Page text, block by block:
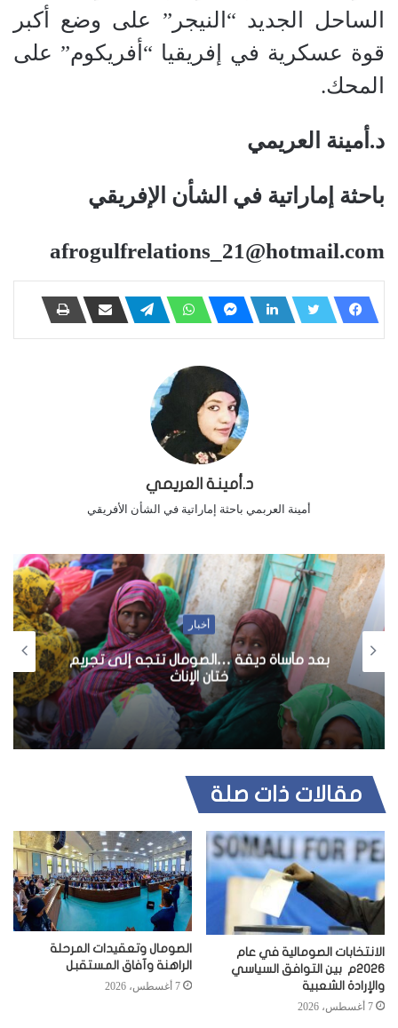
الساحل الجديد “النيجر” على وضع أكبر
قوة عسكرية في إفريقيا “أفريكوم” على
المحك.
د.أمينة العريمي
باحثة إماراتية في الشأن الإفريقي
afrogulfrelations_21@hotmail.com
د.أمينة العريمي
أمينة العربمي باحثة إماراتية في الشأن الأفريقي
تتجه إلى تجريم
أخبار
عاجل… انتخاب عمر عبد الرشيد
العليا للبرلمان
مقالات ذات صلة
الانتخابات الصومالية في عام
2026م بين التوافق السياسي
والإرادة الشعبية
7 أغسطس، 2026
الصومال وتعقيدات المرحلة
الراهنة وآفاق المستقبل
7 أغسطس، 2026